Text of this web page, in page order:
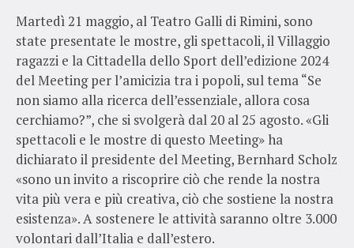
Martedì 21 maggio, al Teatro Galli di Rimini, sono
state presentate le mostre, gli spettacoli, il Villaggio
ragazzi e la Cittadella dello Sport dell’edizione 2024
del Meeting per l’amicizia tra i popoli, sul tema “Se
non siamo alla ricerca dell’essenziale, allora cosa
cerchiamo?”, che si svolgerà dal 20 al 25 agosto. «Gli
spettacoli e le mostre di questo Meeting» ha
dichiarato il presidente del Meeting, Bernhard Scholz
«sono un invito a riscoprire ciò che rende la nostra
vita più vera e più creativa, ciò che sostiene la nostra
esistenza». A sostenere le attività saranno oltre 3.000
volontari dall’Italia e dall’estero.